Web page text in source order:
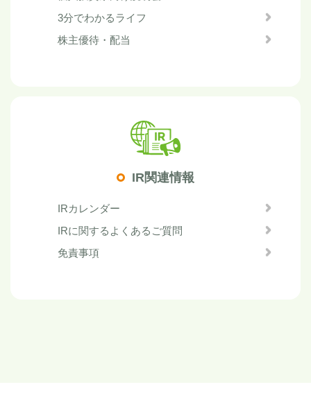
3分でわかるライフ
株主優待・配当
IR関連情報
IRカレンダー
IRに関するよくあるご質問
免責事項